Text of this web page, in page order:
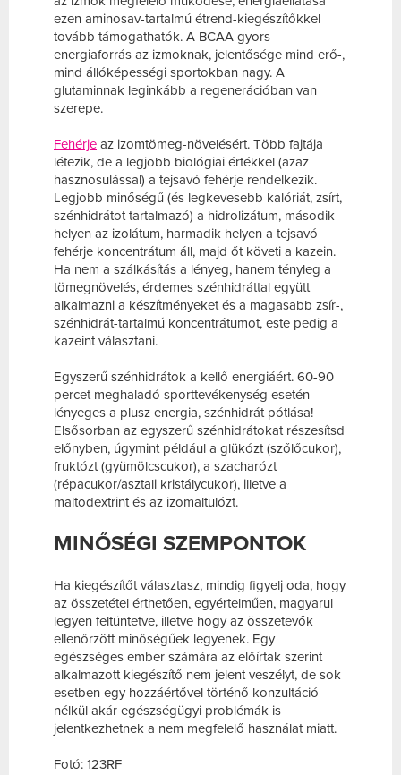
ezen aminosav-tartalmú étrend-kiegészítőkkel
tovább támogathatók. A BCAA gyors
energiaforrás az izmoknak, jelentősége mind erő-,
mind állóképességi sportokban nagy. A
glutaminnak leginkább a regenerációban van
szerepe.
Fehérje az izomtömeg-növelésért. Több fajtája
létezik, de a legjobb biológiai értékkel (azaz
hasznosulással) a tejsavó fehérje rendelkezik.
Legjobb minőségű (és legkevesebb kalóriát, zsírt,
szénhidrátot tartalmazó) a hidrolizátum, második
helyen az izolátum, harmadik helyen a tejsavó
fehérje koncentrátum áll, majd őt követi a kazein.
Ha nem a szálkásítás a lényeg, hanem tényleg a
tömegnövelés, érdemes szénhidráttal együtt
alkalmazni a készítményeket és a magasabb zsír-,
szénhidrát-tartalmú koncentrátumot, este pedig a
kazeint választani.
Egyszerű szénhidrátok a kellő energiáért. 60-90
percet meghaladó sporttevékenység esetén
lényeges a plusz energia, szénhidrát pótlása!
Elsősorban az egyszerű szénhidrátokat részesítsd
előnyben, úgymint például a glükózt (szőlőcukor),
fruktózt (gyümölcscukor), a szacharózt
(répacukor/asztali kristálycukor), illetve a
maltodextrint és az izomaltulózt.
MINŐSÉGI SZEMPONTOK
Ha kiegészítőt választasz, mindig figyelj oda, hogy
az összetétel érthetően, egyértelműen, magyarul
legyen feltüntetve, illetve hogy az összetevők
ellenőrzött minőségűek legyenek. Egy
egészséges ember számára az előírtak szerint
alkalmazott kiegészítő nem jelent veszélyt, de sok
esetben egy hozzáértővel történő konzultáció
nélkül akár egészségügyi problémák is
jelentkezhetnek a nem megfelelő használat miatt.
Fotó: 123RF